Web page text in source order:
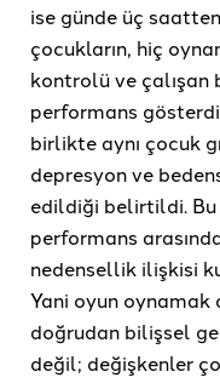
ise günde üç
çocukların, hiç
kontrolü ve çalışan
performans
birlikte aynı çocuk
depresyon ve
edildiği belirtildi.
performans
nedensellik ilişkisi
Yani oyun oynamak
doğrudan bilişsel
değil; değişkenler